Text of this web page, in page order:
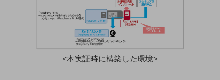
セキュリティ
運用保守・故障紛失サポート
回線・ネットワーク
<本実証時に構築した環境>